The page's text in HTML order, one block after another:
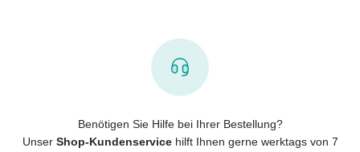
Benötigen Sie Hilfe bei Ihrer Bestellung?
Unser Shop-Kundenservicehilft Ihnen gerne werktags von 7